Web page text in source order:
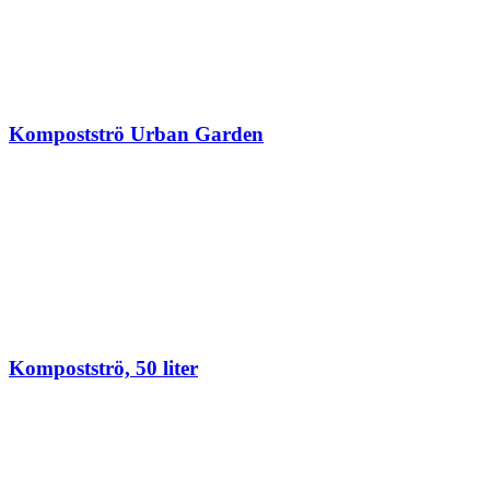
Kompostströ Urban Garden
Kompostströ, 50 liter